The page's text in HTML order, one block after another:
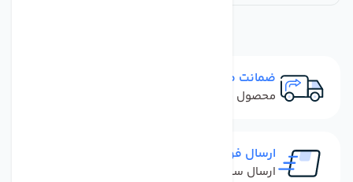
ضمانت مرجوعی
محصول نباید آسیب دیده باشد
ارسال فوری
ارسال سفارش در کمترین زمان ممکن